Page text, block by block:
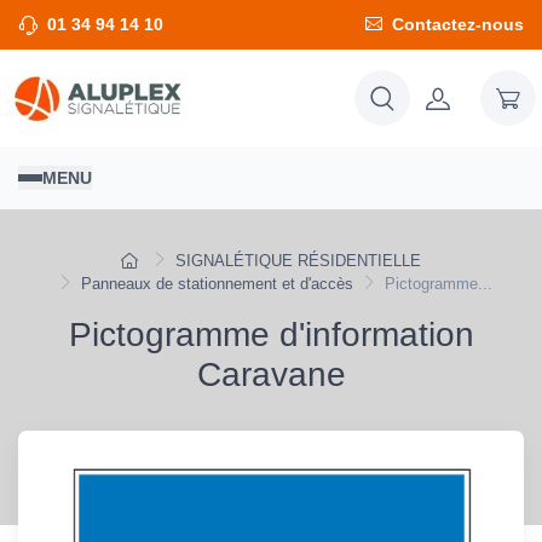
01 34 94 14 10 Contactez-nous
MENU
SIGNALÉTIQUE RÉSIDENTIELLE
Panneaux de stationnement et d'accès
Pictogramme...
Pictogramme d'information
Caravane